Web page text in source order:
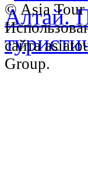
© Asia Tour
сайта
Group.